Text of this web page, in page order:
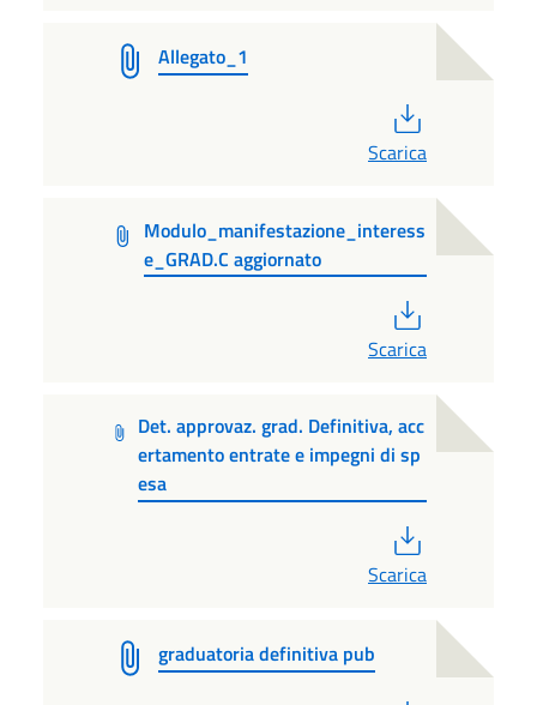
Allegato_1
Scarica
Modulo_manifestazione_interess
e_GRAD.C aggiornato
Scarica
Det. approvaz. grad. Definitiva, acc
ertamento entrate e impegni di sp
esa
Scarica
graduatoria definitiva pub